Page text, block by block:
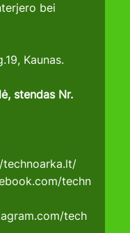
bei
Kaunas.
stendas Nr.
techn
tech